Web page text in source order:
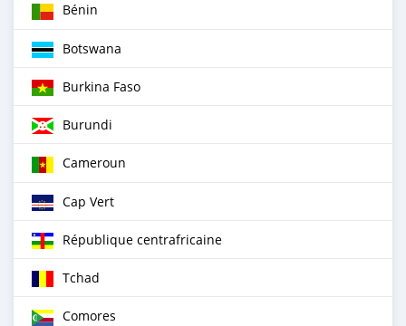
Bénin
Botswana
Burkina Faso
Burundi
Cameroun
Cap Vert
République centrafricaine
Tchad
Comores